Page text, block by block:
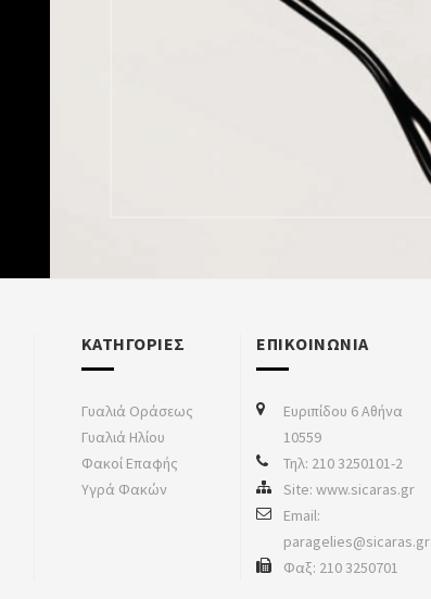
ΚΑΤΗΓΟΡΙΕΣ
Γυαλιά Οράσεως
Γυαλιά Ηλίου
Φακοί Επαφής
Υγρά Φακών
ΕΠΙΚΟΙΝΩΝΙΑ
Ευριπίδου 6 Αθήνα
10559
Τηλ: 210 3250101-2
Site: www.sicaras.gr
Email:
paragelies@sicaras.gr
Φαξ: 210 3250701